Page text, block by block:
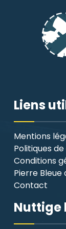
Liens
Mentions
Politiques
Conditions
Pierre Bleue
Contact
Nuttige